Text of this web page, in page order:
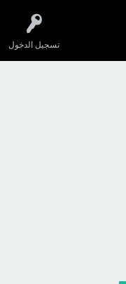
تسجيل الدخول